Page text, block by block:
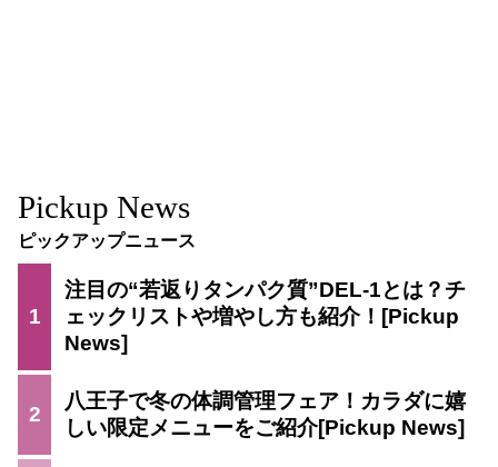
Pickup News
ピックアップニュース
1
注目の“若返りタンパク質”DEL-1とは？チ
ェックリストや増やし方も紹介！
2
八王子で冬の体調管理フェア！カラダに嬉
しい限定メニューをご紹介